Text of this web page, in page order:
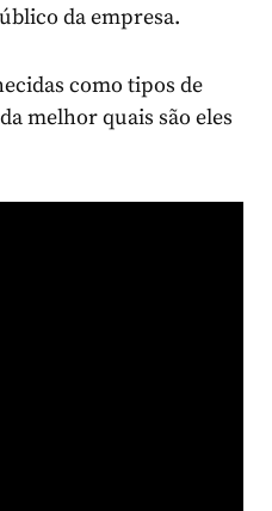
da empresa.
como tipos de
melhor quais são eles